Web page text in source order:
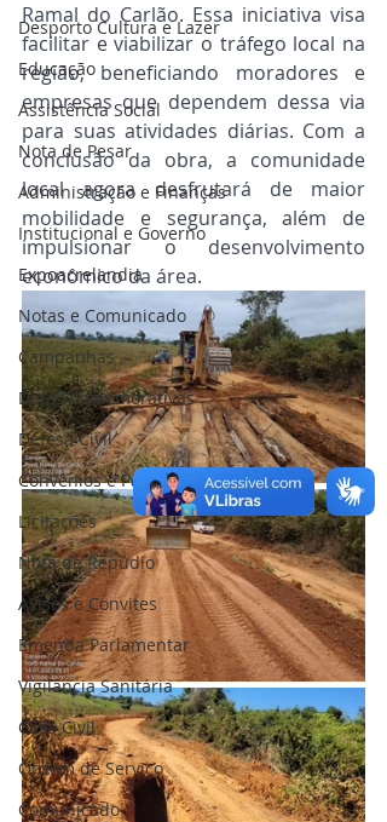
Desporto Cultura e Lazer
Educação
Assistência Social
Nota de Pesar
Administração e Finanças
Institucional e Governo
Expoacrelandia
Notas e Comunicado
Campanhas
Datas Comemorativas
Defesa Civil
Convênios e Parcerias
Licitações
Nota de Repúdio
Avisos e Convites
Emenda Parlamentar
Vigilância Sanitária
Casa Civil
Ordem de Serviço
Comunicado
Ramal do Carlão. Essa iniciativa visa
facilitar e viabilizar o tráfego local na
região, beneficiando moradores e
empresas que dependem dessa via
para suas atividades diárias. Com a
conclusão da obra, a comunidade
local agora desfrutará de maior
mobilidade e segurança, além de
impulsionar o desenvolvimento
econômico da área.